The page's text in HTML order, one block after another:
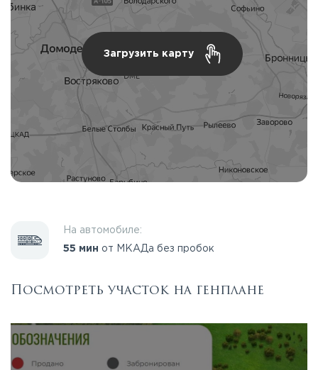
Загрузить карту
На автомобиле:
55 мин от МКАДа без пробок
Посмотреть участок на генплане